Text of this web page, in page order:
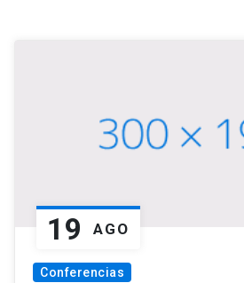
19 AGO
Conferencias